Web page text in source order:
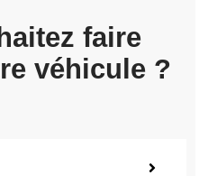
faire
véhicule ?